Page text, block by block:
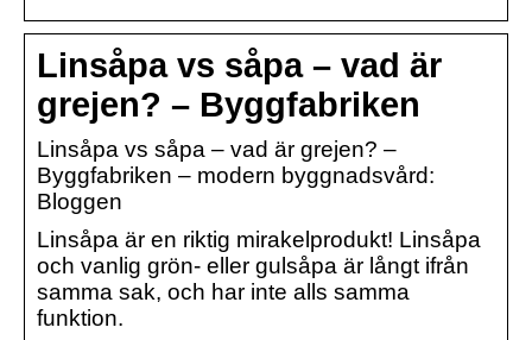
Linsåpa vs såpa – vad är
grejen? – Byggfabriken
Linsåpa vs såpa – vad är grejen? –
Byggfabriken – modern byggnadsvård:
Bloggen
Linsåpa är en riktig mirakelprodukt! Linsåpa
och vanlig grön- eller gulsåpa är långt ifrån
samma sak, och har inte alls samma
funktion.